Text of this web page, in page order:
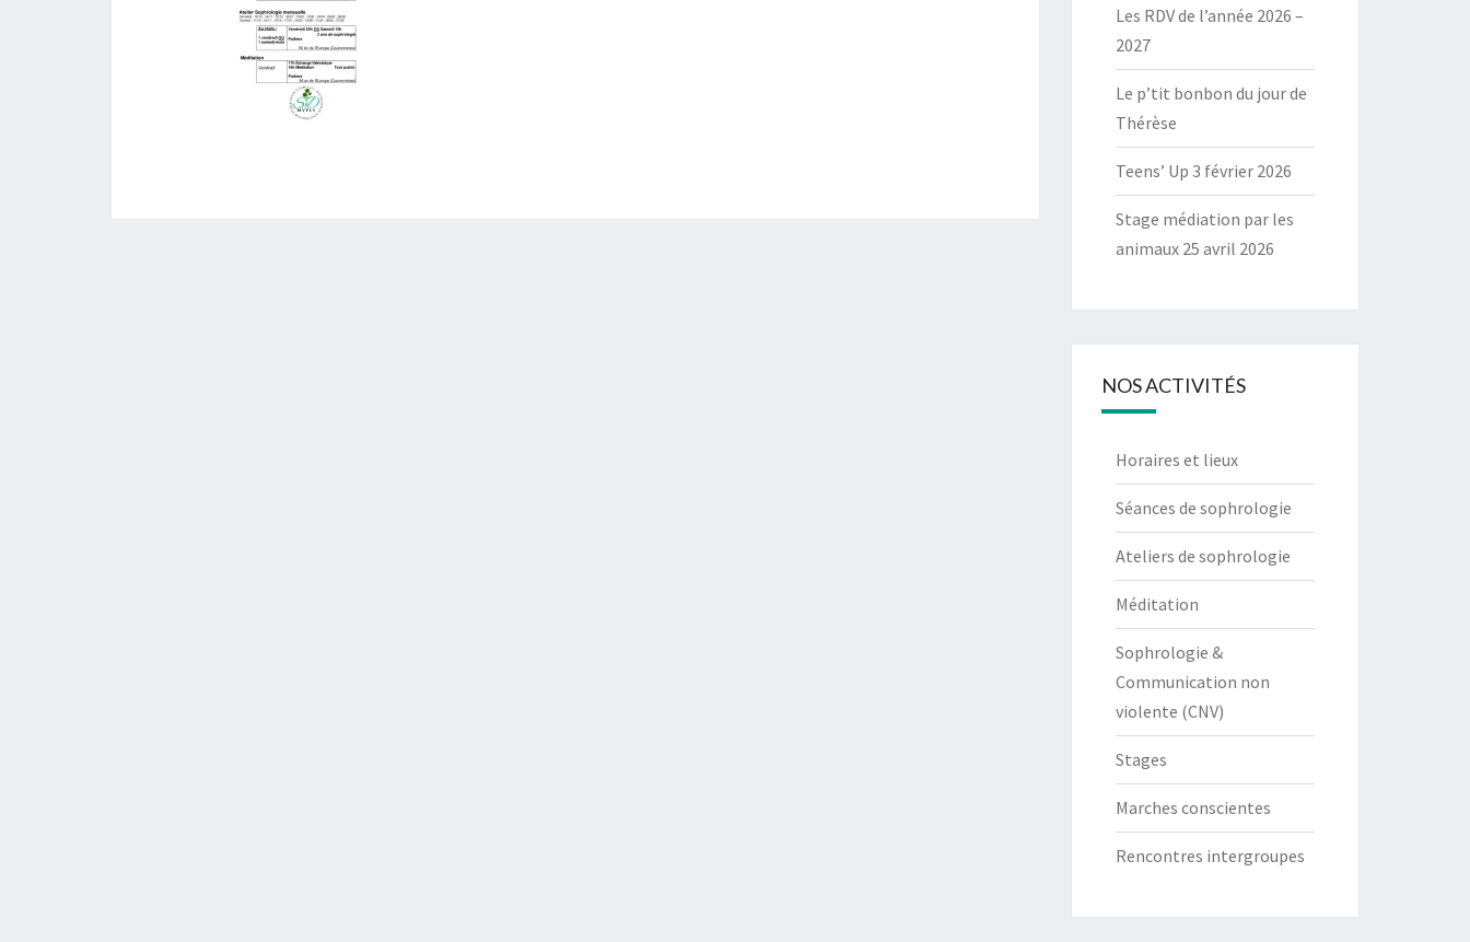
Les RDV de l’année 2026 –
2027
Le p’tit bonbon du jour de
Thérèse
Teens’ Up 3 février 2026
Stage médiation par les
animaux 25 avril 2026
NOS ACTIVITÉS
Horaires et lieux
Séances de sophrologie
Ateliers de sophrologie
Méditation
Sophrologie &
Communication non
violente (CNV)
Stages
Marches conscientes
Rencontres intergroupes